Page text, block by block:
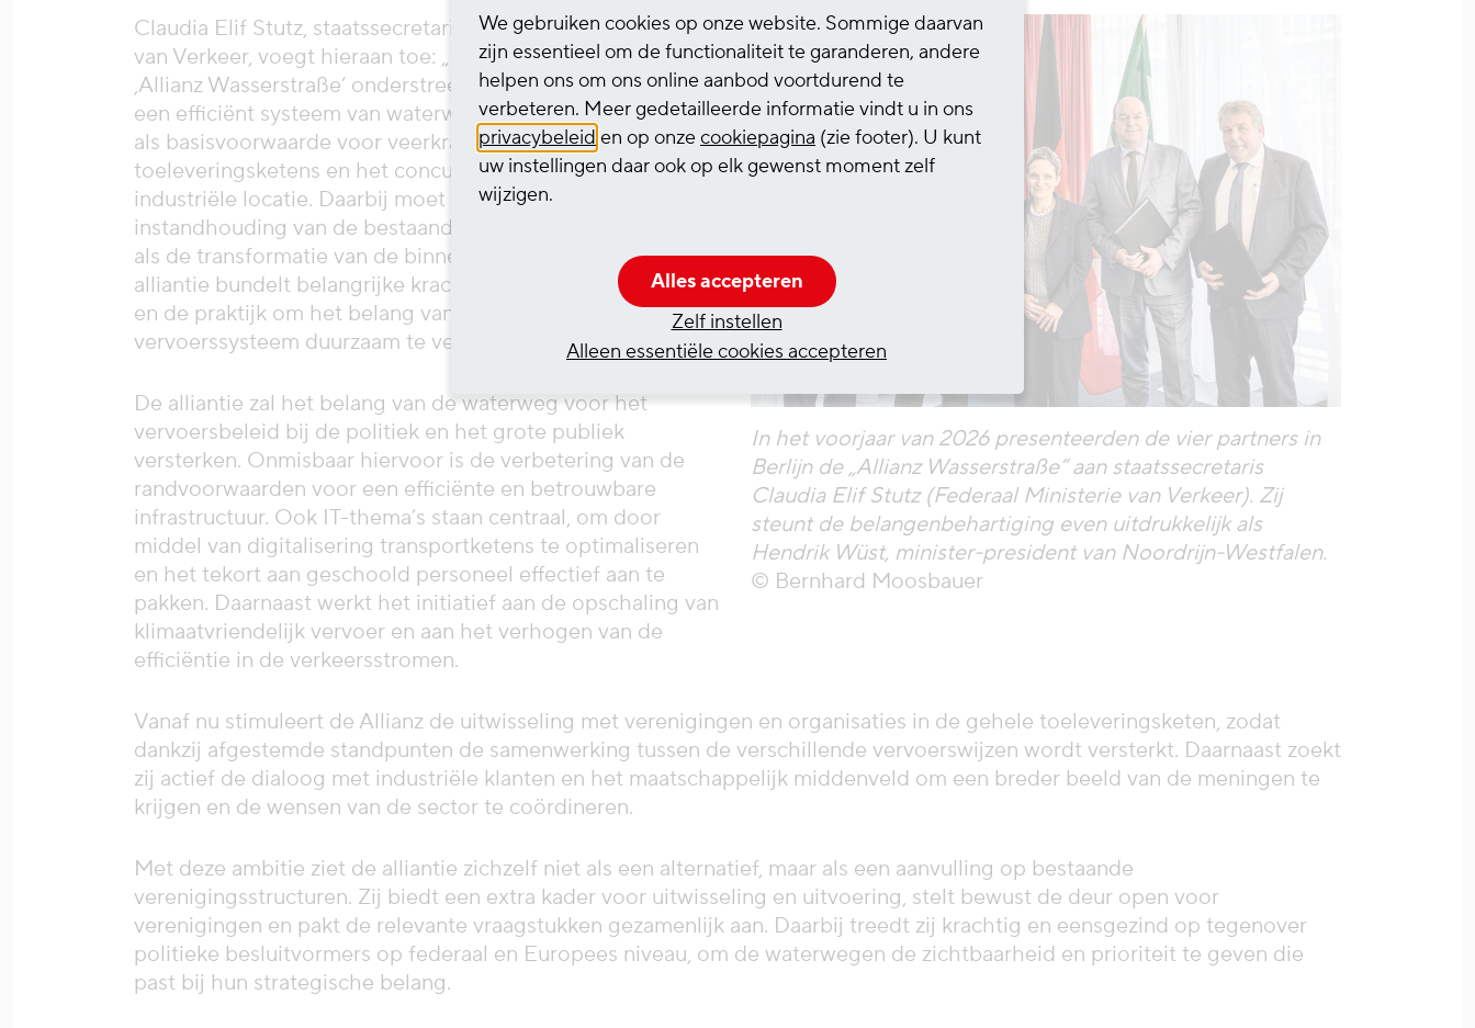
Claudia Elif Stutz, staatssecretaris bij het Duitse ministerie
van Verkeer, voegt hieraan toe: „De oprichting van de
‚Allianz Wasserstraße‘ onderstreept het grote belang van
een efficiënt systeem van waterwegen, schepen en havens
als basisvoorwaarde voor veerkrachtige, klimaatvriendelijke
toeleveringsketens en het concurrentievermogen van onze
industriële locatie. Daarbij moet zowel de gerichte
instandhouding van de bestaande waterweginfrastructuur
als de transformatie van de binnenvaart centraal staan. De
alliantie bundelt belangrijke krachten uit het bedrijfsleven
en de praktijk om het belang van de waterweg in het
vervoerssysteem duurzaam te versterken.”
De alliantie zal het belang van de waterweg voor het
vervoersbeleid bij de politiek en het grote publiek
versterken. Onmisbaar hiervoor is de verbetering van de
randvoorwaarden voor een efficiënte en betrouwbare
infrastructuur. Ook IT-thema’s staan centraal, om door
middel van digitalisering transportketens te optimaliseren
en het tekort aan geschoold personeel effectief aan te
pakken. Daarnaast werkt het initiatief aan de opschaling van
klimaatvriendelijk vervoer en aan het verhogen van de
efficiëntie in de verkeersstromen.
In het voorjaar van 2026 presenteerden de vier partners in
Berlijn de „Allianz Wasserstraße“ aan staatssecretaris
Claudia Elif Stutz (Federaal Ministerie van Verkeer). Zij
steunt de belangenbehartiging even uitdrukkelijk als
Hendrik Wüst, minister-president van Noordrijn-Westfalen.
© Bernhard Moosbauer
Vanaf nu stimuleert de Allianz de uitwisseling met verenigingen en organisaties in de gehele toeleveringsketen, zodat
dankzij afgestemde standpunten de samenwerking tussen de verschillende vervoerswijzen wordt versterkt. Daarnaast zoekt
zij actief de dialoog met industriële klanten en het maatschappelijk middenveld om een breder beeld van de meningen te
krijgen en de wensen van de sector te coördineren.
Met deze ambitie ziet de alliantie zichzelf niet als een alternatief, maar als een aanvulling op bestaande
verenigingsstructuren. Zij biedt een extra kader voor uitwisseling en uitvoering, stelt bewust de deur open voor
verenigingen en pakt de relevante vraagstukken gezamenlijk aan. Daarbij treedt zij krachtig en eensgezind op tegenover
politieke besluitvormers op federaal en Europees niveau, om de waterwegen de zichtbaarheid en prioriteit te geven die
past bij hun strategische belang.
We gebruiken cookies op onze website. Sommige daarvan
zijn essentieel om de functionaliteit te garanderen, andere
helpen ons om ons online aanbod voortdurend te
verbeteren. Meer gedetailleerde informatie vindt u in ons
privacybeleid en op onzecookiepagina (zie footer). U kunt
uw instellingen daar ook op elk gewenst moment zelf
wijzigen.
Alles accepteren
Zelf instellen
Alleen essentiële cookies accepteren